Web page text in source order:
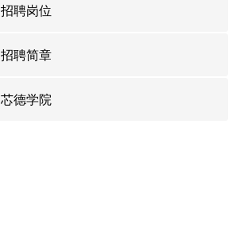
招聘岗位
招聘简章
芯德学院